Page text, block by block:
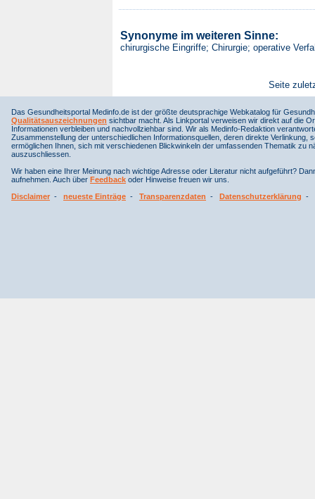
Synonyme im weiteren Sinne:
chirurgische Eingriffe; Chirurgie; operative
Seite
Das Gesundheitsportal Medinfo.de ist der größte deutsprachige Webkatalog für
Qualitätsauszeichnungen sichtbar macht. Als Linkportal verweisen wir direkt auf die
Informationen verbleiben und nachvollziehbar sind. Wir als Medinfo-Redaktion
Zusammenstellung der unterschiedlichen Informationsquellen, deren direkte
ermöglichen Ihnen, sich mit verschiedenen Blickwinkeln der umfassenden Thematik
auszuschliessen.
Wir haben eine Ihrer Meinung nach wichtige Adresse oder Literatur nicht aufgeführt?
aufnehmen. Auch über Feedback oder Hinweise freuen wir uns.
Disclaimer - neueste Einträge - Transparenzdaten - Datenschutzerklärung -